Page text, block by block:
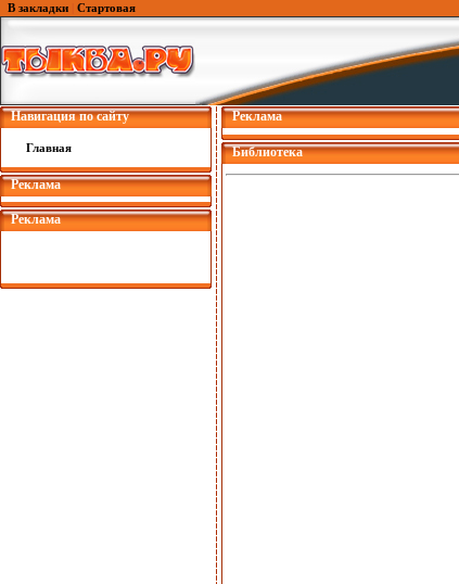
В закладки Стартовая
Навигация по сайту
Главная
Реклама
Реклама
Реклама
Библиотека